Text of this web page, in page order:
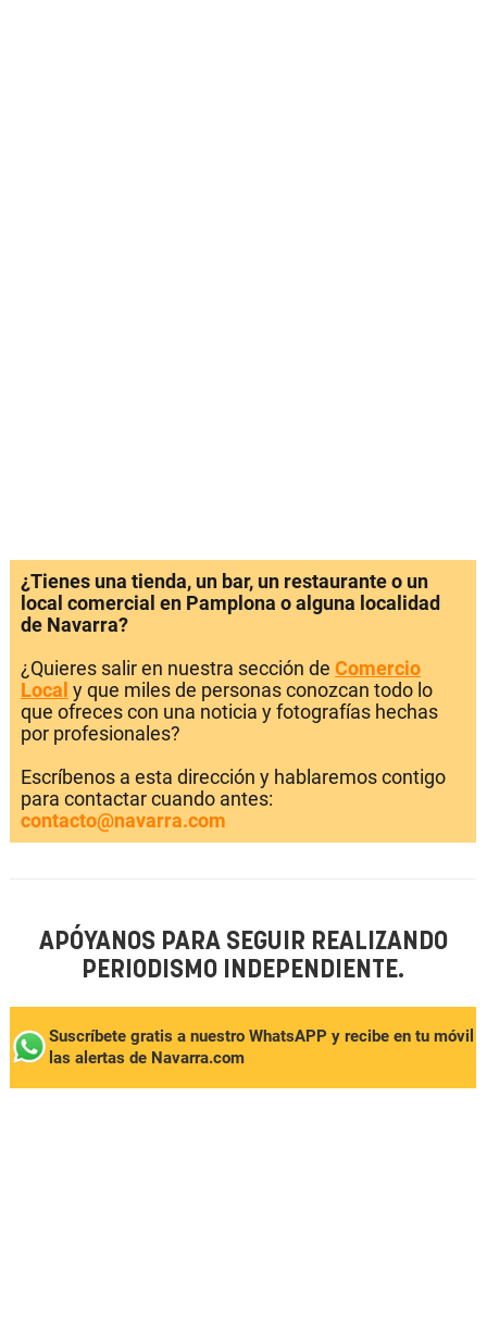
¿Tienes una tienda, un bar, un restaurante o un
local comercial en Pamplona o alguna localidad
de Navarra?
¿Quieres salir en nuestra sección de Comercio
Local y que miles de personas conozcan todo lo
que ofreces con una noticia y fotografías hechas
por profesionales?
Escríbenos a esta dirección y hablaremos contigo
para contactar cuando antes:
contacto@navarra.com
APÓYANOS PARA SEGUIR REALIZANDO
PERIODISMO INDEPENDIENTE.
Suscríbete gratis a nuestro WhatsAPP y recibe en tu móvil
las alertas de Navarra.com